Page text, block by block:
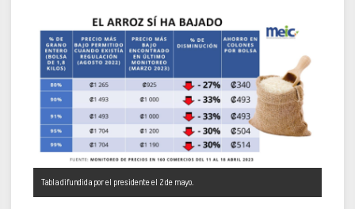
Tabla difundida por el presidente el 2 de mayo.